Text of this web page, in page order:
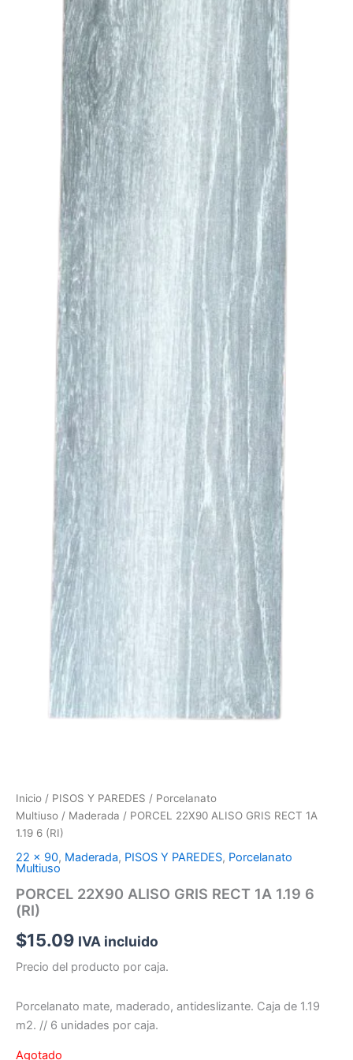
Inicio / PISOS Y PAREDES / Porcelanato
Multiuso / Maderada / PORCEL 22X90 ALISO GRIS RECT 1A
1.19 6 (RI)
22 x 90, Maderada, PISOS Y PAREDES, Porcelanato
Multiuso
PORCEL 22X90 ALISO GRIS RECT 1A 1.19 6
(RI)
$15.09 IVA incluido
Precio del producto por caja.
Porcelanato mate, maderado, antideslizante. Caja de 1.19
m2. // 6 unidades por caja.
Agotado